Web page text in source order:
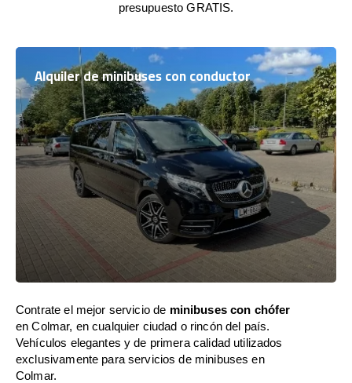
presupuesto GRATIS.
Alquiler de minibuses con conductor
Contrate el mejor servicio de minibuses con chófer
en Colmar, en cualquier ciudad o rincón del país.
Vehículos elegantes y de primera calidad utilizados
exclusivamente para servicios de minibuses en
Colmar.